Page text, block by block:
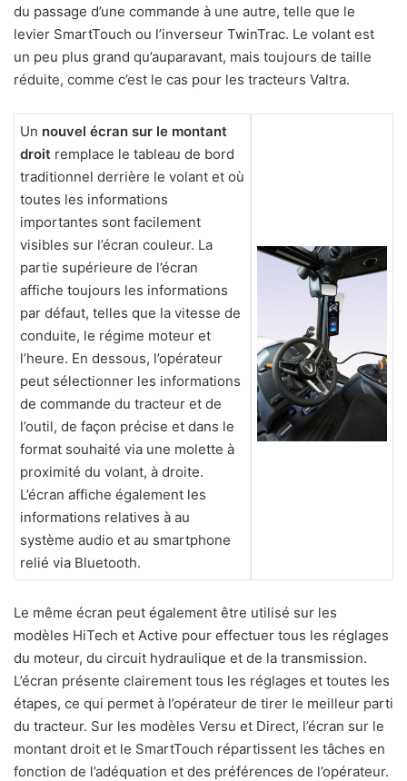
du passage d’une commande à une autre, telle que le
levier SmartTouch ou l’inverseur TwinTrac. Le volant est
un peu plus grand qu’auparavant, mais toujours de taille
réduite, comme c’est le cas pour les tracteurs Valtra.
Un nouvel écran sur le montant
droit remplace le tableau de bord
traditionnel derrière le volant et où
toutes les informations
importantes sont facilement
visibles sur l’écran couleur. La
partie supérieure de l’écran
affiche toujours les informations
par défaut, telles que la vitesse de
conduite, le régime moteur et
l’heure. En dessous, l’opérateur
peut sélectionner les informations
de commande du tracteur et de
l’outil, de façon précise et dans le
format souhaité via une molette à
proximité du volant, à droite.
L’écran affiche également les
informations relatives à au
système audio et au smartphone
relié via Bluetooth.
Le même écran peut également être utilisé sur les
modèles HiTech et Active pour effectuer tous les réglages
du moteur, du circuit hydraulique et de la transmission.
L’écran présente clairement tous les réglages et toutes les
étapes, ce qui permet à l’opérateur de tirer le meilleur parti
du tracteur. Sur les modèles Versu et Direct, l’écran sur le
montant droit et le SmartTouch répartissent les tâches en
fonction de l’adéquation et des préférences de l’opérateur.